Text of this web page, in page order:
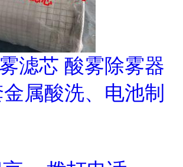
滤芯 酸雾除雾器
属酸洗、电池制